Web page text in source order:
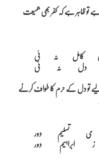
تو ظاہر ہے کہ کفر بھی جمیعت
کامل نہ ئی
تو دل کے حرم کا طواف کرنے
ی تسلیم دور